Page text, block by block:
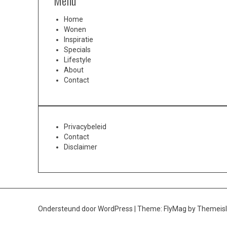
Home
Wonen
Inspiratie
Specials
Lifestyle
About
Contact
Privacybeleid
Contact
Disclaimer
Ondersteund door WordPress Theme: FlyMag by